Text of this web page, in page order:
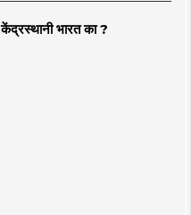
केंद्रस्थानी भारत का ?